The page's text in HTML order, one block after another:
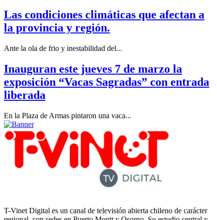
Las condiciones climáticas que afectan a
la provincia y región.
Ante la ola de frio y inestabilidad del...
Inauguran este jueves 7 de marzo la
exposición “Vacas Sagradas” con entrada
liberada
En la Plaza de Armas pintaron una vaca...
T-Vinet Digital es un canal de televisión abierta chileno de carácter